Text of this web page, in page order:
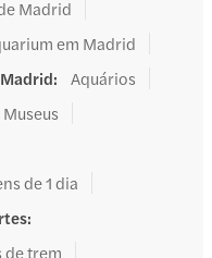
Madrid
em Madrid
:
Aquários
Museus
de 1 dia
:
de trem